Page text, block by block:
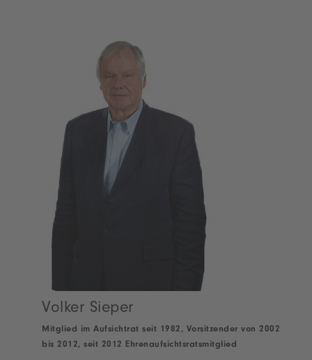
Volker Sieper
Mitglied im Aufsichtrat seit 1982, Vorsitzender von 2002
bis 2012, seit 2012 Ehrenaufsichtsratsmitglied